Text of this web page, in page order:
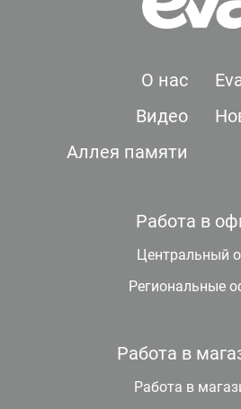
О нас
Видео
Аллея памяти
Работа в
Центральный
Региональные
Работа в
Работа в